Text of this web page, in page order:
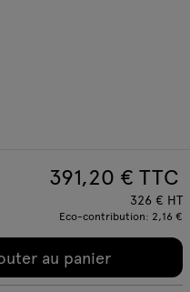
391,20 € TTC
326 € HT
Eco-contribution: 2,16 €
au panier